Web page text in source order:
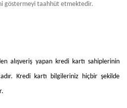
göstermeyi taahhüt etmektedir.
alışveriş yapan kredi kartı sahiplerinin
Kredi kartı bilgileriniz hiçbir şekilde